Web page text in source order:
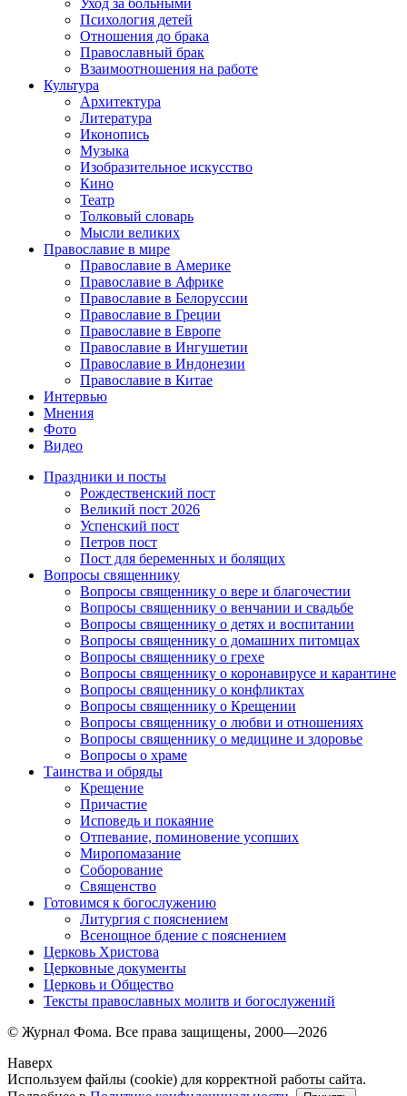
Уход за больными
Психология детей
Отношения до брака
Православный брак
Взаимоотношения на работе
Культура
Архитектура
Литература
Иконопись
Музыка
Изобразительное искусство
Кино
Театр
Толковый словарь
Мысли великих
Православие в мире
Православие в Америке
Православие в Африке
Православие в Белоруссии
Православие в Греции
Православие в Европе
Православие в Ингушетии
Православие в Индонезии
Православие в Китае
Интервью
Мнения
Фото
Видео
Праздники и посты
Рождественский пост
Великий пост 2026
Успенский пост
Петров пост
Пост для беременных и болящих
Вопросы священнику
Вопросы священнику о вере и благочестии
Вопросы священнику о венчании и свадьбе
Вопросы священнику о детях и воспитании
Вопросы священнику о домашних питомцах
Вопросы священнику о грехе
Вопросы священнику о коронавирусе и карантине
Вопросы священнику о конфликтах
Вопросы священнику о Крещении
Вопросы священнику о любви и отношениях
Вопросы священнику о медицине и здоровье
Вопросы о храме
Таинства и обряды
Крещение
Причастие
Исповедь и покаяние
Отпевание, поминовение усопших
Миропомазание
Соборование
Священство
Готовимся к богослужению
Литургия с пояснением
Всенощное бдение с пояснением
Церковь Христова
Церковные документы
Церковь и Общество
Тексты православных молитв и богослужений
© Журнал Фома. Все права защищены, 2000—2026
Наверх
Используем файлы (cookie) для корректной работы сайта.